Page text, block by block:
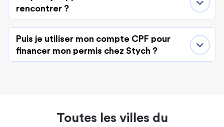
rencontrer ?
Puis je utiliser mon compte CPF pour
financer mon permis chez Stych ?
Toutes les villes du